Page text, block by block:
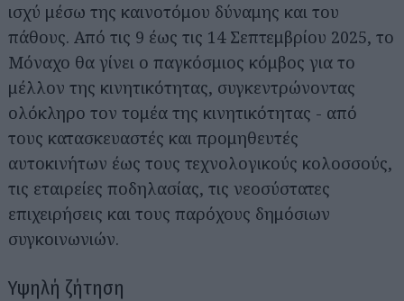
ισχύ μέσω της καινοτόμου δύναμης και του
πάθους. Από τις 9 έως τις 14 Σεπτεμβρίου 2025, το
Μόναχο θα γίνει ο παγκόσμιος κόμβος για το
μέλλον της κινητικότητας, συγκεντρώνοντας
ολόκληρο τον τομέα της κινητικότητας - από
τους κατασκευαστές και προμηθευτές
αυτοκινήτων έως τους τεχνολογικούς κολοσσούς,
τις εταιρείες ποδηλασίας, τις νεοσύστατες
επιχειρήσεις και τους παρόχους δημόσιων
συγκοινωνιών.
Υψηλή ζήτηση